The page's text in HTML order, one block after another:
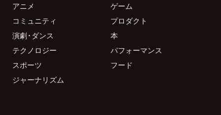
アニメ
ゲーム
コミュニティ
プロダクト
演劇・ダンス
本
テクノロジー
パフォーマンス
スポーツ
フード
ジャーナリズム